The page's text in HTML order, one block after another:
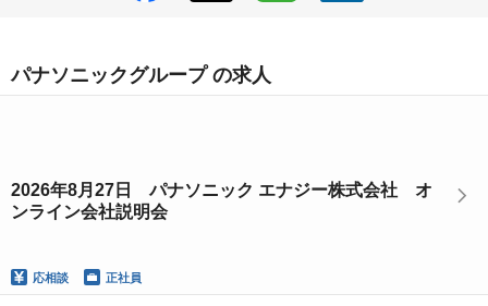
パナソニックグループ の求人
2026年8月27日 パナソニック エナジー株式会社 オ
ンライン会社説明会
応相談 正社員